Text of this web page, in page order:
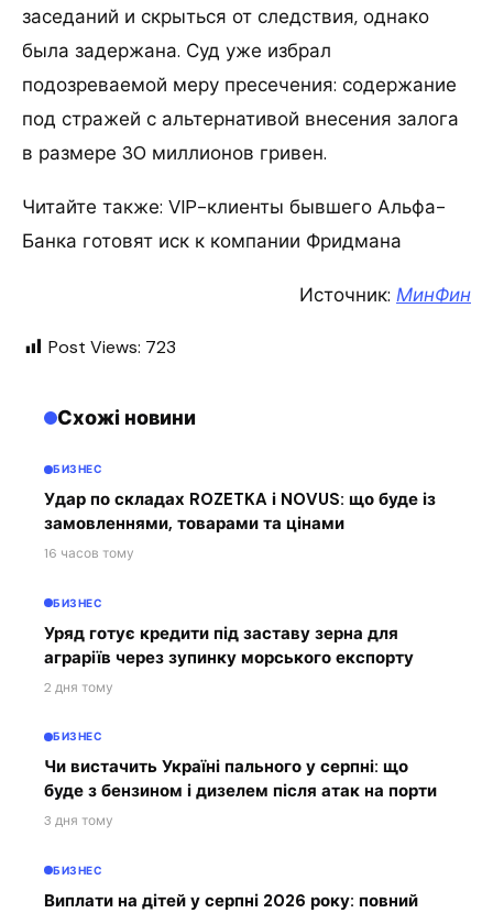
заседаний и скрыться от следствия, однако
была задержана. Суд уже избрал
подозреваемой меру пресечения: содержание
под стражей с альтернативой внесения залога
в размере 30 миллионов гривен.
Читайте также: VIP-клиенты бывшего Альфа-
Банка готовят иск к компании Фридмана
Источник: МинФин
Post Views: 723
Схожі новини
БИЗНЕС
Удар по складах ROZETKA і NOVUS: що буде із
замовленнями, товарами та цінами
16 часов тому
БИЗНЕС
Уряд готує кредити під заставу зерна для
аграріїв через зупинку морського експорту
2 дня тому
БИЗНЕС
Чи вистачить Україні пального у серпні: що
буде з бензином і дизелем після атак на порти
3 дня тому
БИЗНЕС
Виплати на дітей у серпні 2026 року: повний